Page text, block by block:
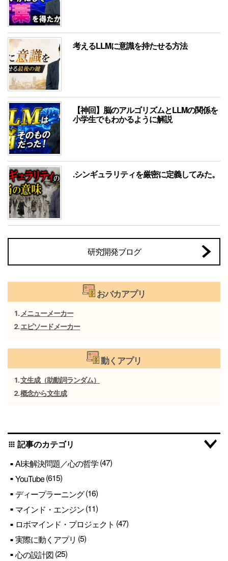
考えるLLMに意識を持たせる方法
【神回】脳のアルゴリズムとLLMの関係を
小学生でもわかるように解説
.シンギュラリティを厳密に定義してみた。
研究開発ブログ
おバカアプリ
メニューメーカー
エピソードメーカー
動くアプリ
文生成（助動詞ランダム）
概念から文生成
apps 記事のカテゴリ
AI未解決問題／心の哲学(47)
YouTube(615)
ディープラーニング(16)
マインド・エンジン(11)
ロボマインド・プロジェクト (47)
実際に動くアプリ (5)
心の設計図(25)